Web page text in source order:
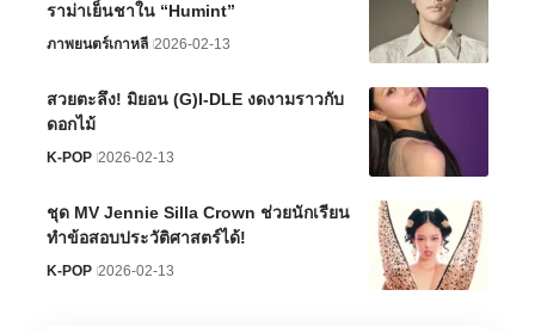
ราม่าเย็นชาใน “Humint”
ภาพยนตร์เกาหลี 2026-02-13
สวยตะลึง! มิยอน (G)I-DLE งดงามราวกับ
ดอกไม้
K-POP 2026-02-13
ชุด MV Jennie Silla Crown ช่วยนักเรียน
ทำข้อสอบประวัติศาสตร์ได้!
K-POP 2026-02-13